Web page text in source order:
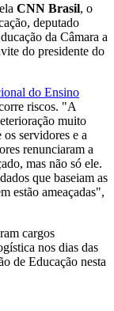
CNN Brasil, o
deputado
da Câmara a
do presidente do
do Ensino
riscos. "A
muito
servidores e a
renunciaram a
mas não só ele.
que baseiam as
estão ameaçadas",
cargos
nos dias das
de Educação nesta